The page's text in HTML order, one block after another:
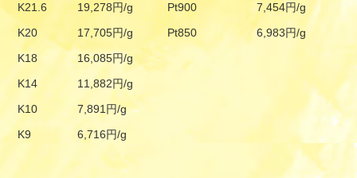
K21.6
19,278円/g Pt900
7,454円/g
K20
17,705円/g Pt850
6,983円/g
K18
16,085円/g
K14
11,882円/g
K10
7,891円/g
K9
6,716円/g